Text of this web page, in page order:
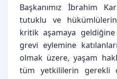
Başkanımız İbrahim
tutuklu ve hükümlülerin
kritik aşamaya
grevi eylemine
olmak üzere, yaşam
tüm yetkililerin gerekli